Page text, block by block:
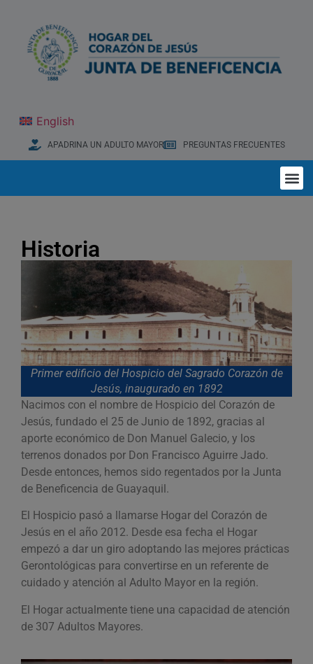
English
APADRINA UN ADULTO MAYOR PREGUNTAS FRECUENTES
Historia
Primer edificio del Hospicio del Sagrado Corazón de
Jesús, inaugurado en 1892
Nacimos con el nombre de Hospicio del Corazón de
Jesús, fundado el 25 de Junio de 1892, gracias al
aporte económico de Don Manuel Galecio, y los
terrenos donados por Don Francisco Aguirre Jado.
Desde entonces, hemos sido regentados por la Junta
de Beneficencia de Guayaquil.
El Hospicio pasó a llamarse Hogar del Corazón de
Jesús en el año 2012. Desde esa fecha el Hogar
empezó a dar un giro adoptando las mejores prácticas
Gerontológicas para convertirse en un referente de
cuidado y atención al Adulto Mayor en la región.
El Hogar actualmente tiene una capacidad de atención
de 307 Adultos Mayores.